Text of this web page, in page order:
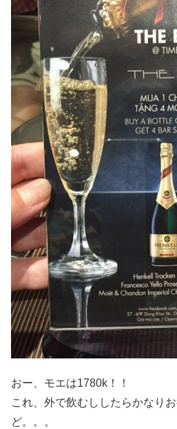
おー、モエは1780k！！
これ、外で飲むししたらかなり
ど。。。